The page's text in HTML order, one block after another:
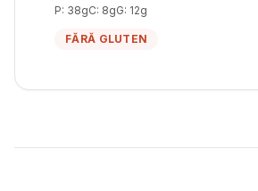
P: 38gC: 8gG: 12g
FĂRĂ GLUTEN